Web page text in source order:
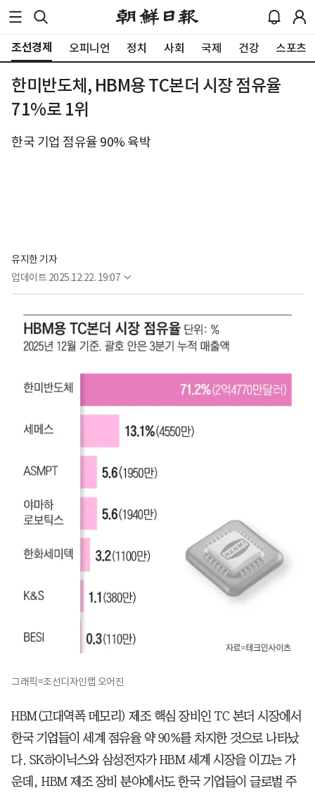
조선경제 오피니언 정치 사회 국제 건강 스포츠
한미반도체, HBM용 TC본더 시장 점유율
71%로 1위
한국 기업 점유율 90% 육박
유지한 기자
업데이트 2025.12.22. 19:07
그래픽=조선디자인랩 오어진
HBM(고대역폭 메모리) 제조 핵심 장비인 TC 본더 시장에서
한국 기업들이 세계 점유율 약 90%를 차지한 것으로 나타났
다. SK하이닉스와 삼성전자가 HBM 세계 시장을 이끄는 가
운데, HBM 제조 장비 분야에서도 한국 기업들이 글로벌 주